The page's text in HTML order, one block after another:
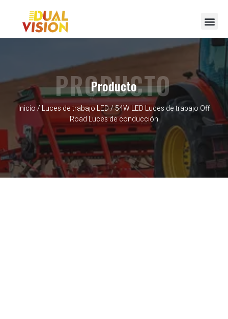
Producto
Inicio/ Luces de trabajo LED/ 54W LED Luces de trabajo Off
Road Luces de conducción
PRODUCTO